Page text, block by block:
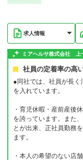
求人情報
ミアヘルサ株式会社 上
社員の定着率の高
●同社では、社員が長く
を入れています。
・育児休暇・産前産後
を誇っています。また
とが出来、正社員勤務
ます。
・本人の希望のない店